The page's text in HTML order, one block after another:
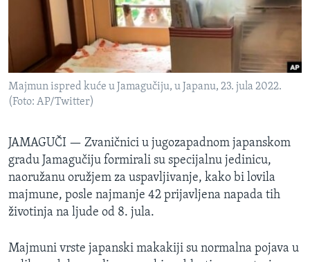
SPORT
INTERVJU
Majmun ispred kuće u Jamagučiju, u Japanu, 23. jula 2022.
(Foto: AP/Twitter)
JAMAGUČI — Zvaničnici u jugozapadnom japanskom
gradu Jamagučiju formirali su specijalnu jedinicu,
naoružanu oružjem za uspavljivanje, kako bi lovila
majmune, posle najmanje 42 prijavljena napada tih
životinja na ljude od 8. jula.
Majmuni vrste japanski makakiji su normalna pojava u